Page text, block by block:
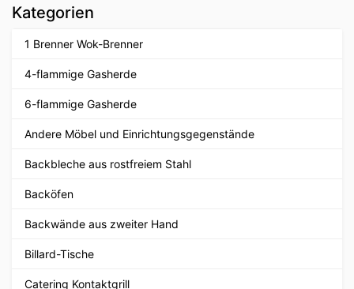
Kategorien
1 Brenner Wok-Brenner
4-flammige Gasherde
6-flammige Gasherde
Andere Möbel und Einrichtungsgegenstände
Backbleche aus rostfreiem Stahl
Backöfen
Backwände aus zweiter Hand
Billard-Tische
Catering Kontaktgrill